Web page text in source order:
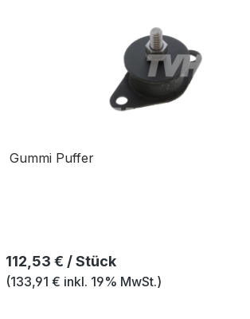
Gummi Puffer
Regulärer Preis:
112,53 € / Stück
(133,91 € inkl. 19% MwSt.)